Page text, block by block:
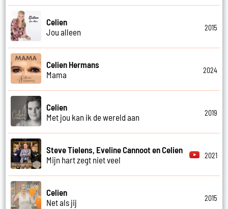
Celien
Jou alleen
2015
Celien Hermans
Mama
2024
Celien
Met jou kan ik de wereld aan
2019
Steve Tielens, Eveline Cannoot en Celien
Mijn hart zegt niet veel
2021
Celien
Net als jij
2015